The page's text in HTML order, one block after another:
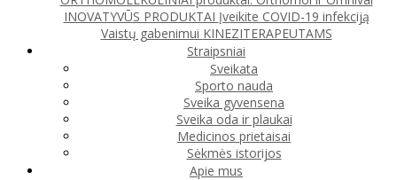
INOVATYVŪS PRODUKTAI Įveikite COVID-19 infekciją
Vaistų gabenimui KINEZITERAPEUTAMS
Straipsniai
Sveikata
Sporto nauda
Sveika gyvensena
Sveika oda ir plaukai
Medicinos prietaisai
Sėkmės istorijos
Apie mus